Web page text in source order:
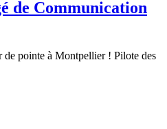
de Communication
pointe à Montpellier ! Pilote des